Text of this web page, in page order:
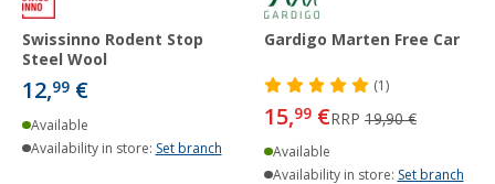
Swissinno Rodent Stop
Steel Wool
12,99 €
Available
Availability in store: Set branch
Gardigo Marten Free Car
(1)
15,99 €RRP 19,90 €
Available
Availability in store: Set branch